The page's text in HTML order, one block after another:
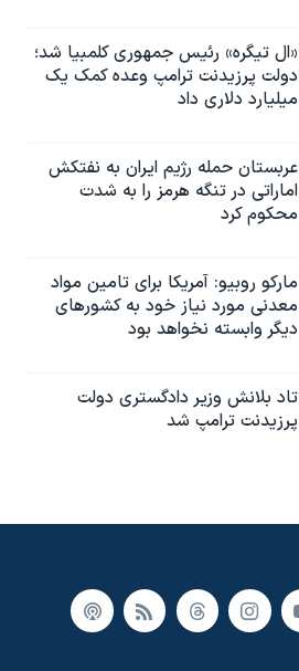
«ال تیگره» رئیس جمهوری کلمبیا شد؛
دولت پرزیدنت ترامپ وعده کمک یک
میلیارد دلاری داد
عربستان حمله رژیم ایران به نفتکش
اماراتی در تنگه هرمز را به‌ شدت
محکوم کرد
مارکو روبیو: آمریکا برای تامین مواد
معدنی مورد نیاز خود به کشورهای
دیگر وابسته نخواهد بود
تاد بلانش وزیر دادگستری دولت
پرزیدنت ترامپ شد